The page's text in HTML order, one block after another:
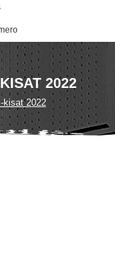
2022
kisat 2022